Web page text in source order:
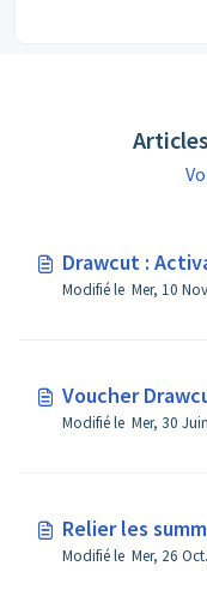
Drawcut :
Voucher
Relier les